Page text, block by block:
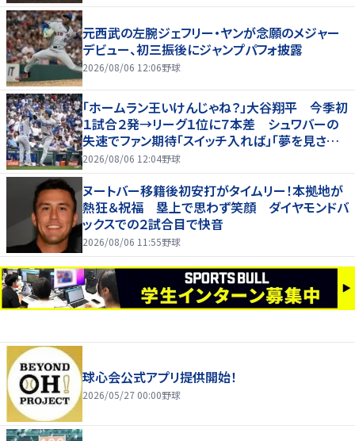
元西武の左腕ジェフリー・ヤンが念願のメジャー
デビュー、初三振後にジャンプパフォ披露
2026/08/06 12:06野球
「ホームラン王いけんじゃね？」大谷翔平 今季初
１試合２発→リーグ１位に７本差 シュワバーの
失速でファン期待「スイッチ入れば」「夢を見させ
てくれる」
2026/08/06 12:04野球
ヌートバー移籍後初安打がタイムリー！本拠地が
熱狂＆祝福 塁上で思わず笑顔 ダイヤモンドバ
ックスでの２試合目で快音
2026/08/06 11:55野球
球心会公式アプリ提供開始！
2026/05/27 00:00野球